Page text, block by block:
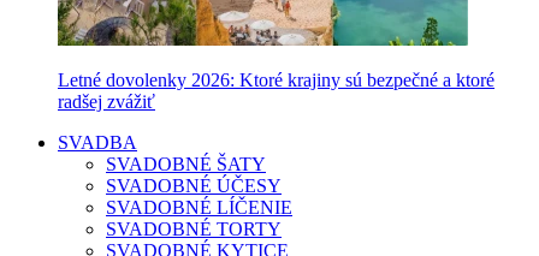
Letné dovolenky 2026: Ktoré krajiny sú bezpečné a ktoré
radšej zvážiť
SVADBA
SVADOBNÉ ŠATY
SVADOBNÉ ÚČESY
SVADOBNÉ LÍČENIE
SVADOBNÉ TORTY
SVADOBNÉ KYTICE